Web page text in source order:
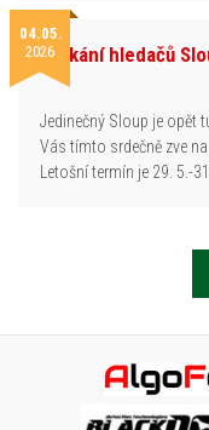
04.05.
2026Setkání hledačů
Jedinečný Sloup je opět
Vás tímto srdečně zve
Letošní termín je 29. 5.-